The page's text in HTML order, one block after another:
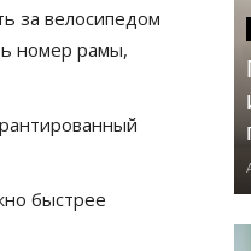
за велосипедом
номер рамы,
быстрее